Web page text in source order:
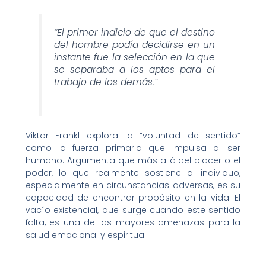
“El primer indicio de que el destino
del hombre podía decidirse en un
instante fue la selección en la que
se separaba a los aptos para el
trabajo de los demás.”
Viktor Frankl explora la “voluntad de sentido”
como la fuerza primaria que impulsa al ser
humano. Argumenta que más allá del placer o el
poder, lo que realmente sostiene al individuo,
especialmente en circunstancias adversas, es su
capacidad de encontrar propósito en la vida. El
vacío existencial, que surge cuando este sentido
falta, es una de las mayores amenazas para la
salud emocional y espiritual.